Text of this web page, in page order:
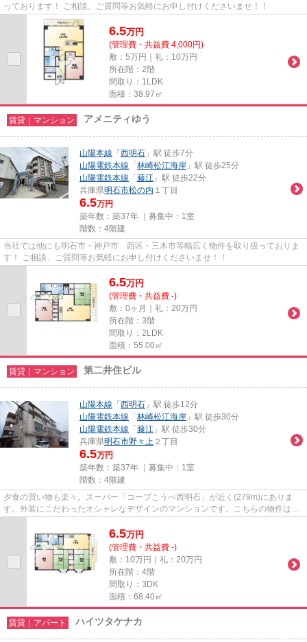
っております！ ご相談、ご質問等お気軽にお申し付けくださいませ！！
6.5万円
(管理費・共益費 4,000円)
敷：5万円｜礼：10万円
所在階：2階
間取り：1LDK
面積：38.97㎡
賃貸｜マンション アメニティゆう
山陽本線 「 西明石 」駅 徒歩7分
山陽電鉄本線 「 林崎松江海岸 」駅 徒歩25分
山陽電鉄本線 「 藤江 」駅 徒歩22分
兵庫県明石市松の内 １丁目
6.5万円
築年数：築37年 ｜募集中： 1室
階数：4階建
当社では他にも明石市・神戸市 西区・三木市等幅広く物件を取り扱っておりま
す！ ご相談、ご質問等お気軽にお申し付けくださいませ！！
6.5万円
(管理費・共益費 -)
敷：0ヶ月｜礼：20万円
所在階：3階
間取り：2LDK
面積：55.00㎡
賃貸｜マンション 第二井住ビル
山陽本線 「 西明石 」駅 徒歩12分
山陽電鉄本線 「 林崎松江海岸 」駅 徒歩30分
山陽電鉄本線 「 藤江 」駅 徒歩30分
兵庫県明石市野々上 ２丁目
6.5万円
築年数：築37年 ｜募集中： 1室
階数：4階建
夕食の買い物も楽々。スーパー「コープこうべ西明石」が近く(279m)にありま
す。外装にこだわったオシャレなデザインのマンションです。こちらの物件は2
6.5万円
(管理費・共益費 -)
敷：10万円｜礼：20万円
所在階：4階
間取り：3DK
面積：68.40㎡
賃貸｜アパート ハイツタケナカ